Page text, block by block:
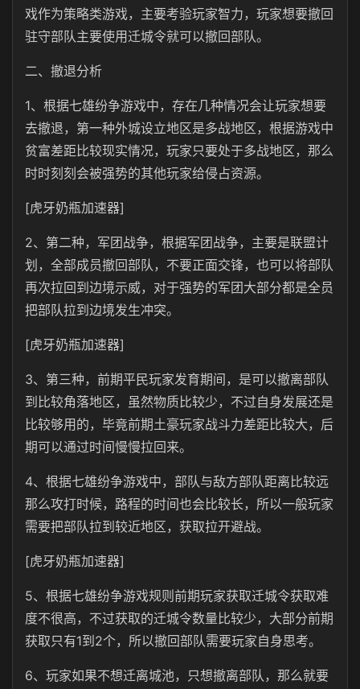
戏作为策略类游戏，主要考验玩家智力，玩家想要撤回
驻守部队主要使用迁城令就可以撤回部队。
二、撤退分析
1、根据七雄纷争游戏中，存在几种情况会让玩家想要
去撤退，第一种外城设立地区是多战地区，根据游戏中
贫富差距比较现实情况，玩家只要处于多战地区，那么
时时刻刻会被强势的其他玩家给侵占资源。
[虎牙奶瓶加速器]
2、第二种，军团战争，根据军团战争，主要是联盟计
划，全部成员撤回部队，不要正面交锋，也可以将部队
再次拉回到边境示威，对于强势的军团大部分都是全员
把部队拉到边境发生冲突。
[虎牙奶瓶加速器]
3、第三种，前期平民玩家发育期间，是可以撤离部队
到比较角落地区，虽然物质比较少，不过自身发展还是
比较够用的，毕竟前期土豪玩家战斗力差距比较大，后
期可以通过时间慢慢拉回来。
4、根据七雄纷争游戏中，部队与敌方部队距离比较远
那么攻打时候，路程的时间也会比较长，所以一般玩家
需要把部队拉到较近地区，获取拉开避战。
[虎牙奶瓶加速器]
5、根据七雄纷争游戏规则前期玩家获取迁城令获取难
度不很高，不过获取的迁城令数量比较少，大部分前期
获取只有1到2个，所以撤回部队需要玩家自身思考。
6、玩家如果不想迁离城池，只想撤离部队，那么就要